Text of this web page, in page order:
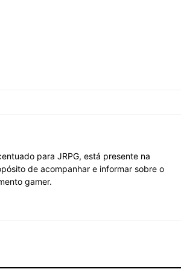
para JRPG, está presente na
de acompanhar e informar sobre o
gamer.